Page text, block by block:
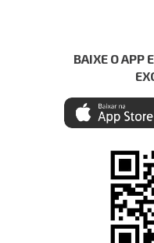
BAIXE O APP